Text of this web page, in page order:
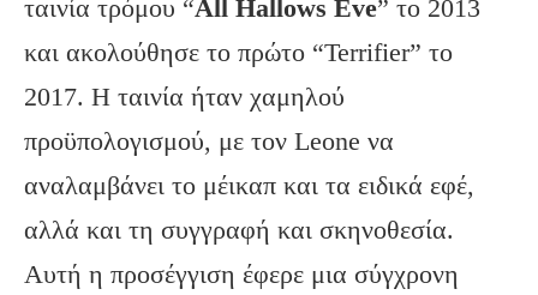
ταινία τρόμου “All Hallows Eve” το 2013
και ακολούθησε το πρώτο “Terrifier” το
2017. Η ταινία ήταν χαμηλού
προϋπολογισμού, με τον Leone να
αναλαμβάνει το μέικαπ και τα ειδικά εφέ,
αλλά και τη συγγραφή και σκηνοθεσία.
Αυτή η προσέγγιση έφερε μια σύγχρονη